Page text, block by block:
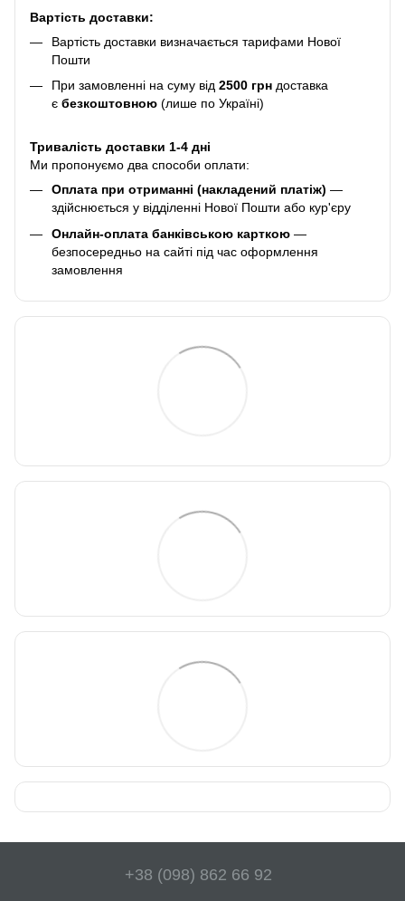
Вартість доставки:
Вартість доставки визначається тарифами Нової
Пошти
При замовленні на суму від 2500 грн доставка
є безкоштовною (лише по Україні)
Тривалість доставки 1-4 дні
Ми пропонуємо два способи оплати:
Оплата при отриманні (накладений платіж) —
здійснюється у відділенні Нової Пошти або кур'єру
Онлайн-оплата банківською карткою —
безпосередньо на сайті під час оформлення
замовлення
+38 (098) 862 66 92